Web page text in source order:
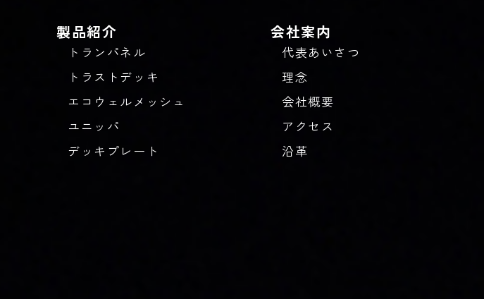
製品紹介
トランパネル
トラストデッキ
エコウェルメッシュ
ユニッパ
デッキプレート
会社案内
代表あいさつ
理念
会社概要
アクセス
沿革